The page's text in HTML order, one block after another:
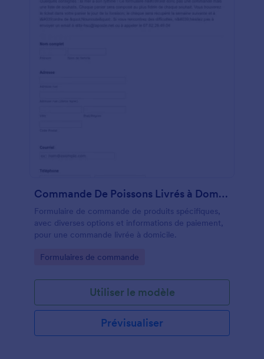
Commande De Poissons Livrés à Domicile
Formulaire de commande de produits spécifiques,
avec diverses options et informations de paiement,
pour une commande livrée à domicile.
Go to Category:
Formulaires de commande
Utiliser le modèle
Prévisualiser